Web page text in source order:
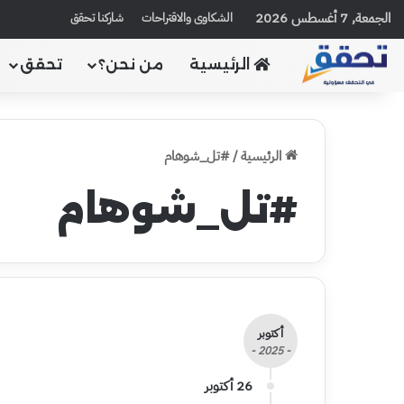
الجمعة, 7 أغسطس 2026 الشكاوى والاقتراحات شاركنا تحقق
الرئيسية من نحن؟ تحقق
الرئيسية/#تل_شوهام
#تل_شوهام
أكتوبر
- 2025 -
26 أكتوبر